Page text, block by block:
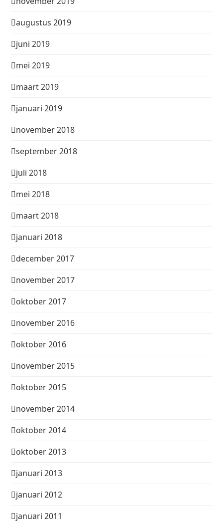
augustus 2019
juni 2019
mei 2019
maart 2019
januari 2019
november 2018
september 2018
juli 2018
mei 2018
maart 2018
januari 2018
december 2017
november 2017
oktober 2017
november 2016
oktober 2016
november 2015
oktober 2015
november 2014
oktober 2014
oktober 2013
januari 2013
januari 2012
januari 2011